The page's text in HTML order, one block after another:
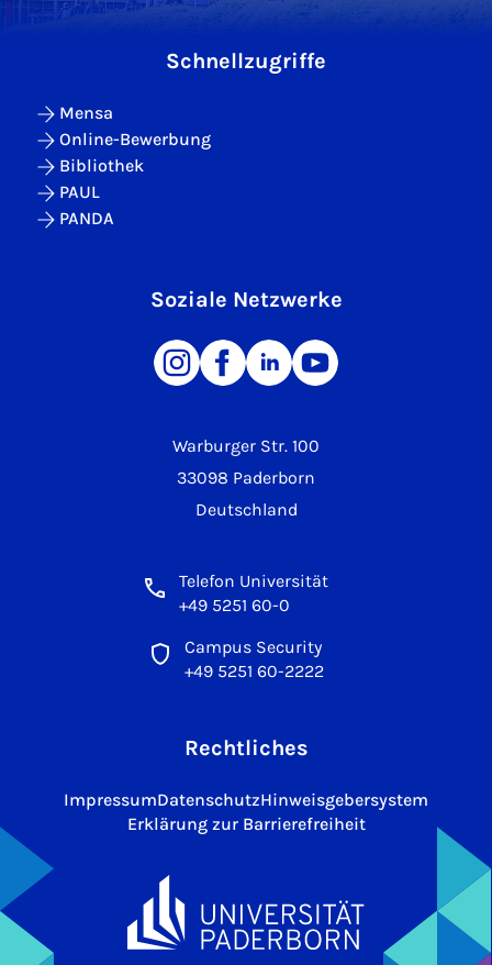
Warburger Str. 100
33098 Paderborn
Deutschland
Telefon Universität
+49 5251 60-0
Campus Security
+49 5251 60-2222
Schnellzugriffe
Mensa
Online-Bewerbung
Bibliothek
PAUL
PANDA
Soziale Netzwerke
Rechtliches
ImpressumDatenschutzHinweisgebersystem
Erklärung zur Barrierefreiheit